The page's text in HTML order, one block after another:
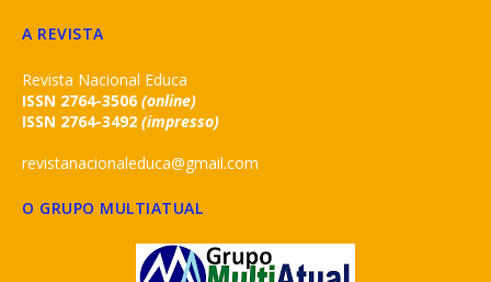
A REVISTA
Revista Nacional Educa
ISSN 2764-3506(online)
ISSN 2764-3492 (impresso)
revistanacionaleduca@gmail.com
O GRUPO MULTIATUAL